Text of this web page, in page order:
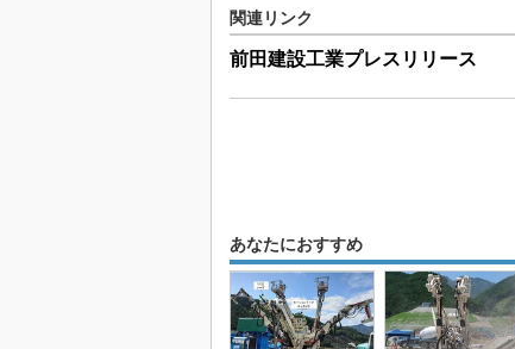
関連リンク
前田建設工業プレスリリース
あなたにおすすめ